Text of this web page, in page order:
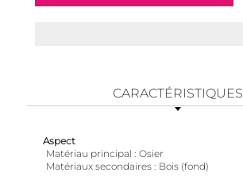
CARACTÉRISTIQUES
Aspect
Matériau principal
Osier
Matériaux secondaires
Bois (fond)